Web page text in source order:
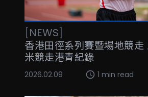
[NEWS]
香港田徑系列賽暨場地競走
米競走港青紀錄
2026.02.09 1 min read